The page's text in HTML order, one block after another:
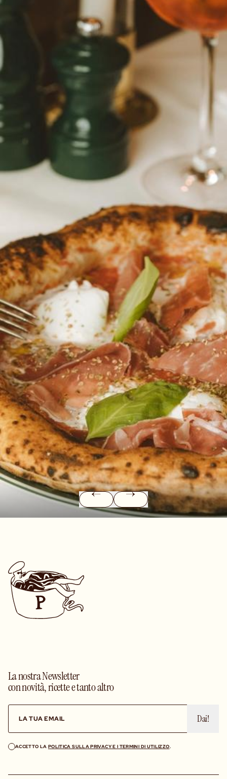
La nostra Newsletter
con novità, ricette e tanto altro
Dai!
ACCETTO LA POLITICA SULLA PRIVACY E I TERMINI DI UTILIZZO.